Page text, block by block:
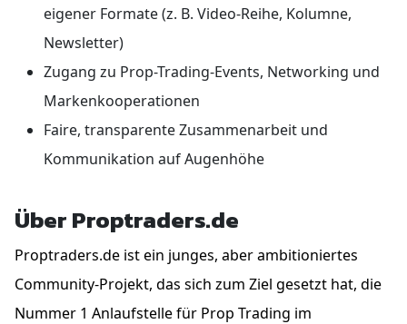
eigener Formate (z. B. Video-Reihe, Kolumne,
Newsletter)
Zugang zu Prop-Trading-Events, Networking und
Markenkooperationen
Faire, transparente Zusammenarbeit und
Kommunikation auf Augenhöhe
Über Proptraders.de
Proptraders.de ist ein junges, aber ambitioniertes
Community-Projekt, das sich zum Ziel gesetzt hat, die
Nummer 1 Anlaufstelle für Prop Trading im